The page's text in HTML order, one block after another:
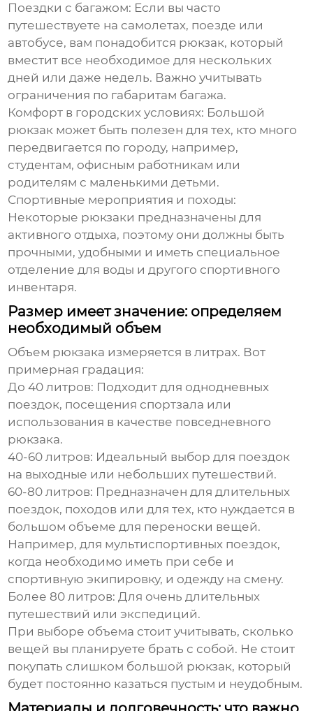
Поездки с багажом: Если вы часто
путешествуете на самолетах, поезде или
автобусе, вам понадобится рюкзак, который
вместит все необходимое для нескольких
дней или даже недель. Важно учитывать
ограничения по габаритам багажа.
Комфорт в городских условиях: Большой
рюкзак может быть полезен для тех, кто много
передвигается по городу, например,
студентам, офисным работникам или
родителям с маленькими детьми.
Спортивные мероприятия и походы:
Некоторые рюкзаки предназначены для
активного отдыха, поэтому они должны быть
прочными, удобными и иметь специальное
отделение для воды и другого спортивного
инвентаря.
Размер имеет значение: определяем
необходимый объем
Объем рюкзака измеряется в литрах. Вот
примерная градация:
До 40 литров: Подходит для однодневных
поездок, посещения спортзала или
использования в качестве повседневного
рюкзака.
40-60 литров: Идеальный выбор для поездок
на выходные или небольших путешествий.
60-80 литров: Предназначен для длительных
поездок, походов или для тех, кто нуждается в
большом объеме для переноски вещей.
Например, для мультиспортивных поездок,
когда необходимо иметь при себе и
спортивную экипировку, и одежду на смену.
Более 80 литров: Для очень длительных
путешествий или экспедиций.
При выборе объема стоит учитывать, сколько
вещей вы планируете брать с собой. Не стоит
покупать слишком большой рюкзак, который
будет постоянно казаться пустым и неудобным.